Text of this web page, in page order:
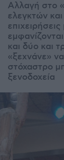
Αλλαγή στο
ελεγκτών
και δύο και
«ξεχνάνε»
στόχαστρο
ξενοδοχεία